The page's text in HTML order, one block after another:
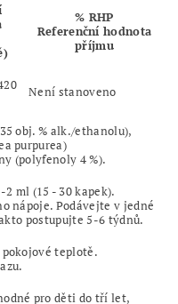
% RHP
Referenční hodnota
příjmu
Není stanoveno
obj. % alk./ethanolu),
purpurea)
(polyfenoly 4 %).
2 ml (15 - 30 kapek).
nápoje. Podávejte v jedné
postupujte 5-6 týdnů.
teplotě.
pro děti do tří let,